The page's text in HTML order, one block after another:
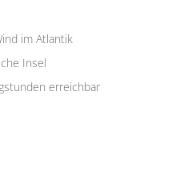
im Atlantik
Insel
erreichbar